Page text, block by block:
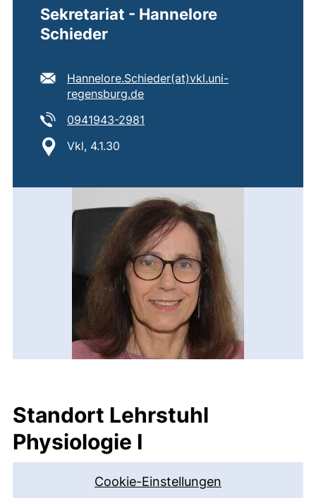
Sekretariat - Hannelore
Schieder
E-Mail Adresse:
Hannelore.Schieder​(at)​vkl.uni-
regensburg.de(öffnet Ihr E-Mail-Programm)
Tel:
0941943-2981
Standort:
Vkl, 4.1.30
Standort Lehrstuhl
Physiologie I
Cookie-Einstellungen